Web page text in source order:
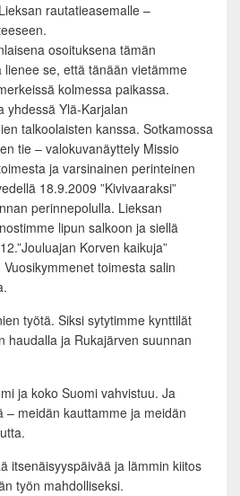
rautatieasemalle –
osoituksena tämän
lienee se, että tänään vietämme
kolmessa paikassa.
yhdessä Ylä-Karjalan
talkoolaisten kanssa. Sotkamossa
tie – valokuvanäyttely Missio
ja varsinainen perinteinen
18.9.2009 ”Kivivaaraksi”
perinnepolulla. Lieksan
lipun salkoon ja siellä
Korven kaikuja”
toimesta salin
työtä. Siksi sytytimme kynttilät
haudalla ja Rukajärven suunnan
ja koko Suomi vahvistuu. Ja
– meidän kauttamme ja meidän
itsenäisyyspäivää ja lämmin kiitos
työn mahdolliseksi.